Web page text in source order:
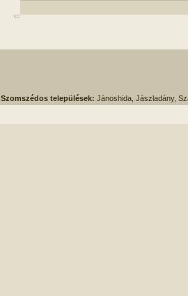
Szomszédos települések: Jánoshida, Jászladány,